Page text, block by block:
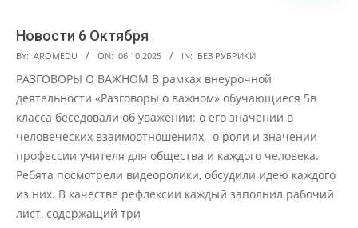
Новости 6 Октября
2025-
10-
06
BY: AROMEDU ON: 06.10.2025 IN: БЕЗ РУБРИКИ
РАЗГОВОРЫ О ВАЖНОМ В рамках внеурочной
деятельности «Разговоры о важном» обучающиеся 5в
класса беседовали об уважении: о его значении в
человеческих взаимоотношениях, о роли и значении
профессии учителя для общества и каждого человека.
Ребята посмотрели видеоролики, обсудили идею каждого
из них. В качестве рефлексии каждый заполнил рабочий
лист, содержащий три